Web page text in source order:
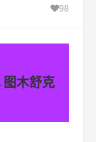
98
木舒克